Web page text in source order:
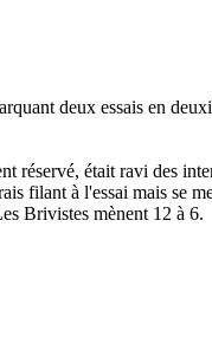
deux essais en
réservé, était ravi des
filant à l'essai mais se
Brivistes mènent 12 à 6.